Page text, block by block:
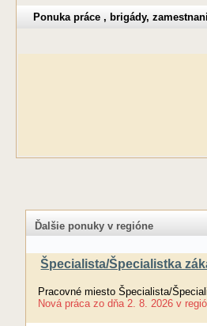
Ponuka práce , brigády,
Ďalšie ponuky v regióne
Špecialista/Špecialistka
Pracovné miesto Špecialista/
Nová práca zo dňa 2. 8. 2026 v